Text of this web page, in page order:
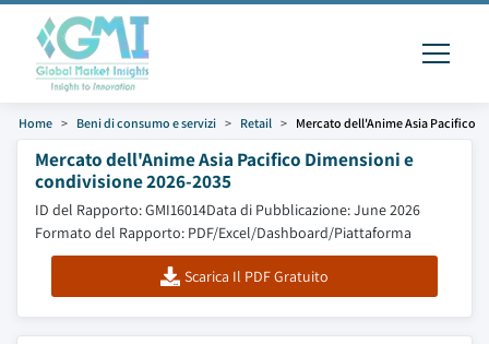
Home Beni di consumo e servizi Retail Mercato dell'Anime Asia Pacifico
Mercato dell'Anime Asia Pacifico Dimensioni e
condivisione 2026-2035
ID del Rapporto: GMI16014Data di Pubblicazione: June 2026
Formato del Rapporto: PDF/Excel/Dashboard/Piattaforma
Scarica Il PDF Gratuito